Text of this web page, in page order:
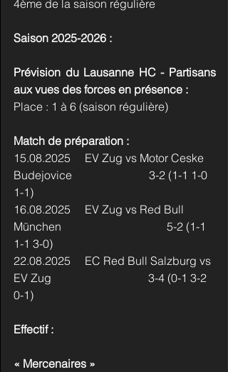
4ème de la saison régulière
Saison 2025-2026 :
Prévision du Lausanne HC - Partisans
aux vues des forces en présence :
Place : 1 à 6 (saison régulière)
Match de préparation :
15.08.2025     EV Zug vs Motor Ceske
Budejovice                           3-2 (1-1 1-0
1-1)
16.08.2025     EV Zug vs Red Bull
München                                     5-2 (1-1
1-1 3-0)
22.08.2025     EC Red Bull Salzburg vs
EV Zug                                  3-4 (0-1 3-2
0-1)
Effectif :
« Mercenaires »